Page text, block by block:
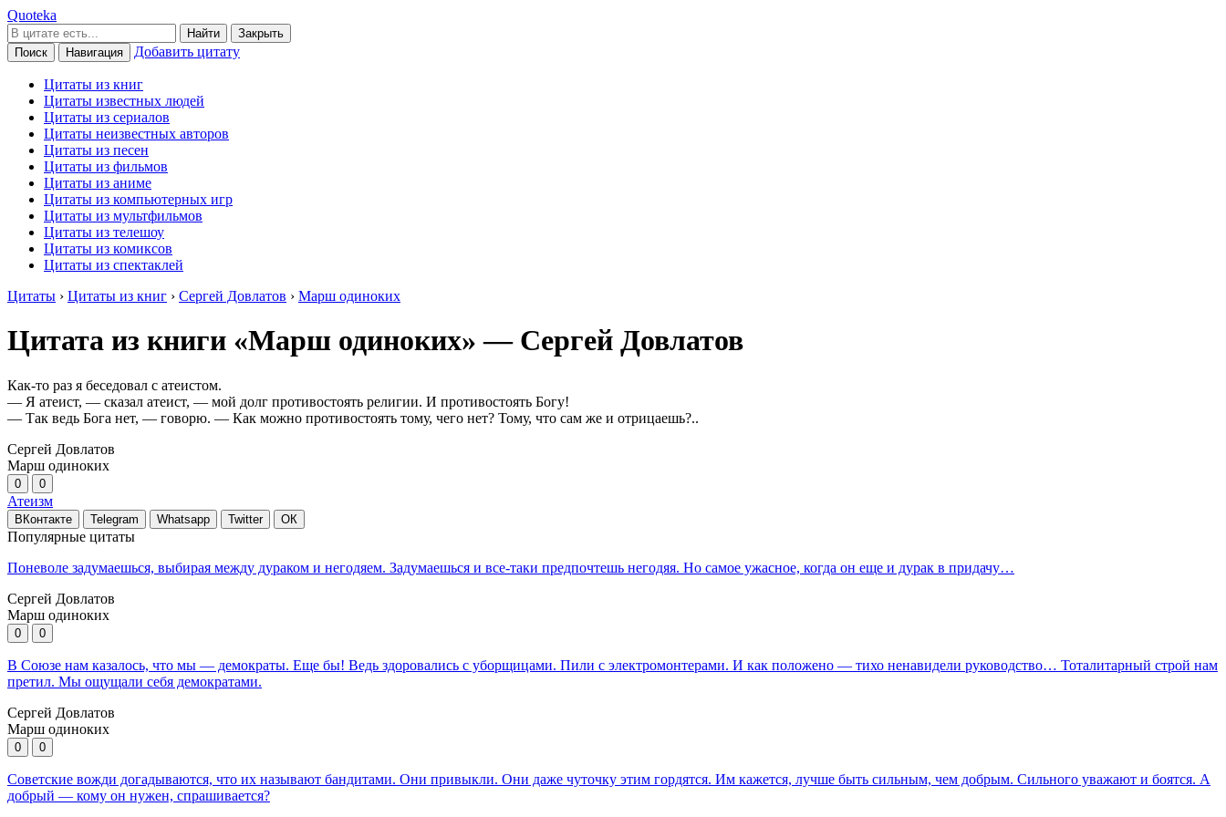
Quoteka
Найти
Закрыть
Поиск
Навигация Добавить цитату
Цитаты из книг
Цитаты известных людей
Цитаты из сериалов
Цитаты неизвестных авторов
Цитаты из песен
Цитаты из фильмов
Цитаты из аниме
Цитаты из компьютерных игр
Цитаты из мультфильмов
Цитаты из телешоу
Цитаты из комиксов
Цитаты из спектаклей
Цитаты › Цитаты из книг › Сергей Довлатов › Марш одиноких
Цитата из книги «Марш одиноких» — Сергей Довлатов
Как-то раз я беседовал с атеистом.
— Я атеист, — сказал атеист, — мой долг противостоять религии. И противостоять Богу!
— Так ведь Бога нет, — говорю. — Как можно противостоять тому, чего нет? Тому, что сам же и отрицаешь?..
Сергей Довлатов
Марш одиноких
0 0
Атеизм
ВКонтакте Telegram Whatsapp Twitter ОК
Популярные цитаты
Поневоле задумаешься, выбирая между дураком и негодяем. Задумаешься и все-таки предпочтешь негодяя. Но самое ужасное, когда он еще и дурак в придачу…
Сергей Довлатов
Марш одиноких
0 0
В Союзе нам казалось, что мы — демократы. Еще бы! Ведь здоровались с уборщицами. Пили с электромонтерами. И как положено — тихо ненавидели руководство… Тоталитарный строй нам
претил. Мы ощущали себя демократами.
Сергей Довлатов
Марш одиноких
0 0
Советские вожди догадываются, что их называют бандитами. Они привыкли. Они даже чуточку этим гордятся. Им кажется, лучше быть сильным, чем добрым. Сильного уважают и боятся. А
добрый — кому он нужен, спрашивается?